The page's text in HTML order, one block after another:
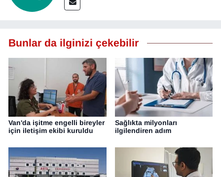
Bunlar da ilginizi çekebilir
Van'da işitme engelli bireyler
için iletişim ekibi kuruldu
Sağlıkta milyonları
ilgilendiren adım